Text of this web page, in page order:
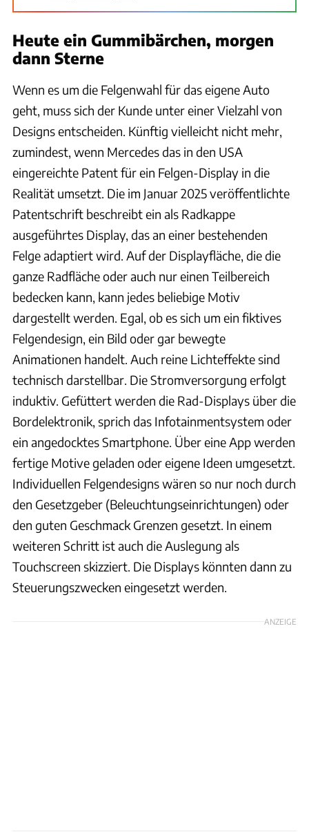
Heute ein Gummibärchen, morgen
dann Sterne
Wenn es um die Felgenwahl für das eigene Auto
geht, muss sich der Kunde unter einer Vielzahl von
Designs entscheiden. Künftig vielleicht nicht mehr,
zumindest, wenn Mercedes das in den USA
eingereichte Patent für ein Felgen-Display in die
Realität umsetzt. Die im Januar 2025 veröffentlichte
Patentschrift beschreibt ein als Radkappe
ausgeführtes Display, das an einer bestehenden
Felge adaptiert wird. Auf der Displayfläche, die die
ganze Radfläche oder auch nur einen Teilbereich
bedecken kann, kann jedes beliebige Motiv
dargestellt werden. Egal, ob es sich um ein fiktives
Felgendesign, ein Bild oder gar bewegte
Animationen handelt. Auch reine Lichteffekte sind
technisch darstellbar. Die Stromversorgung erfolgt
induktiv. Gefüttert werden die Rad-Displays über die
Bordelektronik, sprich das Infotainmentsystem oder
ein angedocktes Smartphone. Über eine App werden
fertige Motive geladen oder eigene Ideen umgesetzt.
Individuellen Felgendesigns wären so nur noch durch
den Gesetzgeber (Beleuchtungseinrichtungen) oder
den guten Geschmack Grenzen gesetzt. In einem
weiteren Schritt ist auch die Auslegung als
Touchscreen skizziert. Die Displays könnten dann zu
Steuerungszwecken eingesetzt werden.
ANZEIGE